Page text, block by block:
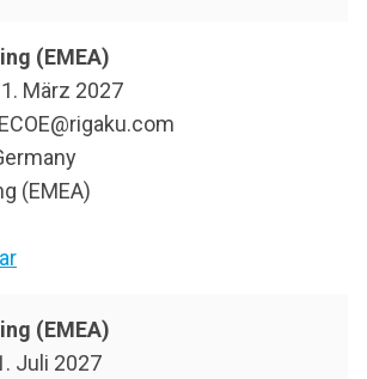
(EMEA)
März 2027
(EMEA)
(EMEA)
Juli 2027